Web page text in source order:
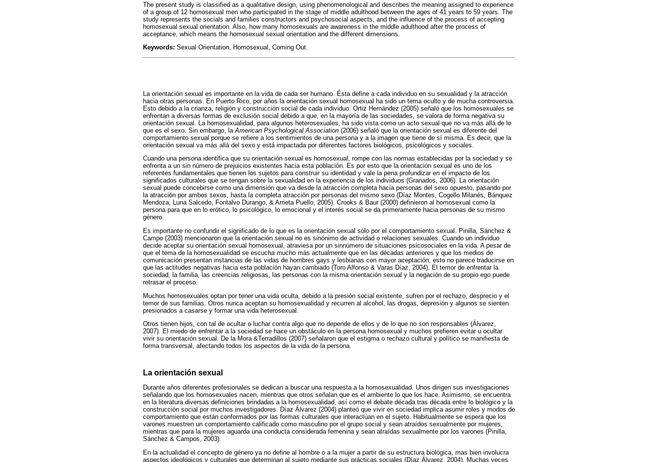
The present study is classified as a qualitative design, using phenomenological and describes the meaning assigned to experience
of a group of 12 homosexual men who participated in the stage of middle adulthood between the ages of 41 years to 59 years. The
study represents the socials and families constructors and psychosocial aspects, and the influence of the process of accepting
homosexual sexual orientation. Also, how many homosexuals are awareness in the middle adulthood after the process of
acceptance, which means the homosexual sexual orientation and the different dimensions.
Keywords: Sexual Orientation, Homosexual, Coming Out.
La orientación sexual es importante en la vida de cada ser humano. Ésta define a cada individuo en su sexualidad y la atracción
hacia otras personas. En Puerto Rico, por años la orientación sexual homosexual ha sido un tema oculto y de mucha controversia.
Esto debido a la crianza, religión y construcción social de cada individuo. Ortiz Hernández (2005) señaló que los homosexuales se
enfrentan a diversas formas de exclusión social debido a que, en la mayoría de las sociedades, se valora de forma negativa su
orientación sexual. La homosexualidad, para algunos heterosexuales, ha sido vista como un acto sexual que no va más allá de lo
que es el sexo. Sin embargo, la American Psychological Association (2006) señaló que la orientación sexual es diferente del
comportamiento sexual porque se refiere a los sentimientos de una persona y a la imagen que tiene de sí misma. Es decir, que la
orientación sexual va más allá del sexo y está impactada por diferentes factores biológicos, psicológicos y sociales.
Cuando una persona identifica que su orientación sexual es homosexual, rompe con las normas establecidas por la sociedad y se
enfrenta a un sin número de prejuicios existentes hacia esta población. Es por esto que la orientación sexual es uno de los
referentes fundamentales que tienen los sujetos para construir su identidad y vale la pena profundizar en el impacto de los
significados culturales que se tengan sobre la sexualidad en la experiencia de los individuos (Granados, 2006). La orientación
sexual puede concebirse como una dimensión que va desde la atracción completa hacia personas del sexo opuesto, pasando por
la atracción por ambos sexos, hasta la completa atracción por personas del mismo sexo (Díaz Montes, Cogollo Milanés, Bánquez
Mendoza, Luna Salcedo, Fontalvo Durango, & Arrieta Puello, 2005). Crooks & Baur (2000) definieron al homosexual como la
persona para que en lo erótico, lo psicológico, lo emocional y el interés social se da primeramente hacia personas de su mismo
género.
Es importante no confundir el significado de lo que es la orientación sexual sólo por el comportamiento sexual. Pinilla, Sánchez &
Campo (2003) mencionaron que la orientación sexual no es sinónimo de actividad o relaciones sexuales. Cuando un individuo
decide aceptar su orientación sexual homosexual, atraviesa por un sinnúmero de situaciones psicosociales en la vida. A pesar de
que el tema de la homosexualidad se escucha mucho más actualmente que en las décadas anteriores y que los medios de
comunicación presentan instancias de las vidas de hombres gays y lesbianas con mayor aceptación, esto no parece traducirse en
que las actitudes negativas hacia esta población hayan cambiado (Toro Alfonso & Varas Díaz, 2004). El temor de enfrentar la
sociedad, la familia, las creencias religiosas, las personas con la misma orientación sexual y la negación de su propio ego puede
retrasar el proceso.
Muchos homosexuales optan por tener una vida oculta, debido a la presión social existente, sufren por el rechazo, desprecio y el
temor de sus familias. Otros nunca aceptan su homosexualidad y recurren al alcohol, las drogas, depresión y algunos se sienten
presionados a casarse y formar una vida heterosexual.
Otros tienen hijos, con tal de ocultar o luchar contra algo que no depende de ellos y de lo que no son responsables (Álvarez,
2007). El miedo de enfrentar a la sociedad se hace un obstáculo en la persona homosexual y muchos prefieren evitar u ocultar
vivir su orientación sexual. De la Mora &Terradillos (2007) señalaron que el estigma o rechazo cultural y político se manifiesta de
forma transversal, afectando todos los aspectos de la vida de la persona.
La orientación sexual
Durante años diferentes profesionales se dedican a buscar una respuesta a la homosexualidad. Unos dirigen sus investigaciones
señalando que los homosexuales nacen, mientras que otros señalan que es el ambiente lo que los hace. Asimismo, se encuentra
en la literatura diversas definiciones brindadas a la homosexualidad, así como el debate década tras década entre lo biológico y la
construcción social por muchos investigadores. Díaz Álvarez (2004) planteó que vivir en sociedad implica asumir roles y modos de
comportamiento que están conformados por las formas culturales que interactúan en el sujeto. Habitualmente se espera que los
varones muestren un comportamiento calificado como masculino por el grupo social y sean atraídos sexualmente por mujeres,
mientras que para la mujeres aguarda una conducta considerada femenina y sean atraídas sexualmente por los varones (Pinilla,
Sánchez & Campos, 2003).
En la actualidad el concepto de género ya no define al hombre o a la mujer a partir de su estructura biológica, mas bien involucra
aspectos ideológicos y culturales que determinan al sujeto mediante sus prácticas sociales (Díaz Álvarez, 2004). Muchas veces